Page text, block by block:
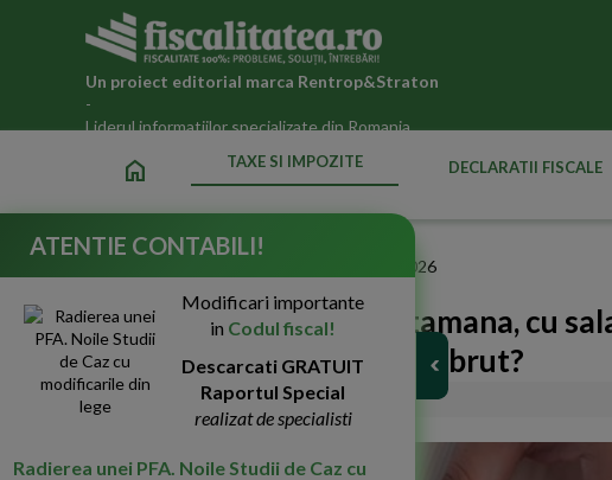
Un proiect editorial marca Rentrop&Straton
-
Liderul informatiilor specializate din Romania
home TAXE SI IMPOZITE DECLARATII FISCALE
Taxe si impozite datorate statului in 2026
CIM cu doua zile pe saptamana, cu
stabilesc la salariul minim brut?
05-Aug-2022 30065
ATENTIE CONTABILI!
Modificari importante
in Codul fiscal!
Descarcati GRATUIT
Raportul Special
realizat de specialisti
Radierea unei PFA. Noile Studii de Caz cu